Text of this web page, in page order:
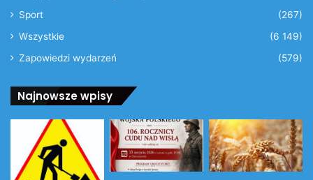
Sport
(267)
Wszystkie
(6 149)
Zapowiedzi wydarzeń
(579)
Najnowsze wpisy